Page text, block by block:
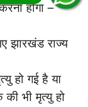
होगा –
झारखंड राज्य
हो गई है या
की भी मृत्यु हो